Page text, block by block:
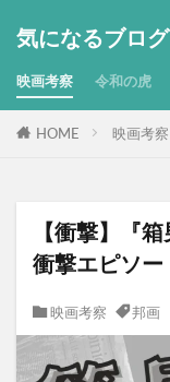
気になるブログ
映画考察 令和の虎
HOME 映画考察
【衝撃】『
衝撃エピソー
映画考察 邦画